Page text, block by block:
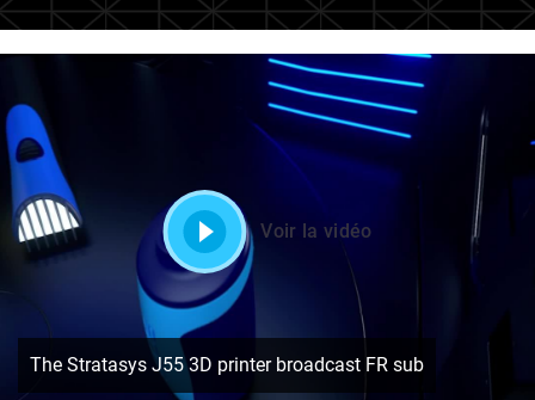
Voir la vidéo
The Stratasys J55 3D printer broadcast FR sub